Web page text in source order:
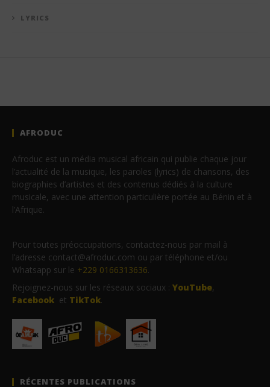
LYRICS
AFRODUC
Afroduc est un média musical africain qui publie chaque jour
l’actualité de la musique, les paroles (lyrics) de chansons, des
biographies d’artistes et des contenus dédiés à la culture
musicale, avec une attention particulière portée au Bénin et à
l’Afrique.
Pour toutes préoccupations, contactez-nous par mail à
l’adresse contact@afroduc.com ou par téléphone et/ou
Whatsapp sur le +229 0166313636.
Rejoignez-nous sur les réseaux sociaux : YouTube,
Facebook et TikTok.
RÉCENTES PUBLICATIONS